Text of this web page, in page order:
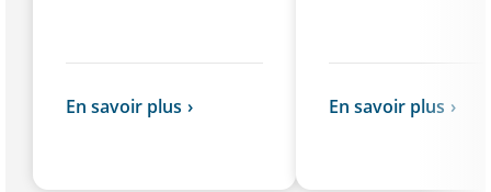
En savoir plus En savoir plus